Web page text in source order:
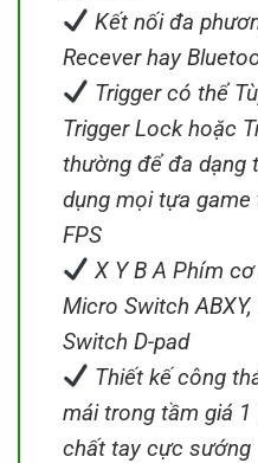
Kết nối đa
Recever hay
Trigger có thể
Trigger Lock hoặc
thường để đa dạng
dụng mọi tựa
FPS
X Y B A Phím
Micro Switch
Switch D-pad
Thiết kế công
mái trong tầm giá 1
chất tay cực sướng